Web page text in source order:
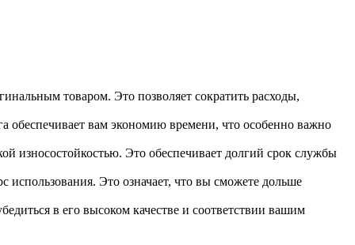
товаром. Это позволяет сократить расходы,
обеспечивает вам экономию времени, что особенно важно
износостойкостью. Это обеспечивает долгий срок службы
Это означает, что вы сможете дольше
в его высоком качестве и соответствии вашим